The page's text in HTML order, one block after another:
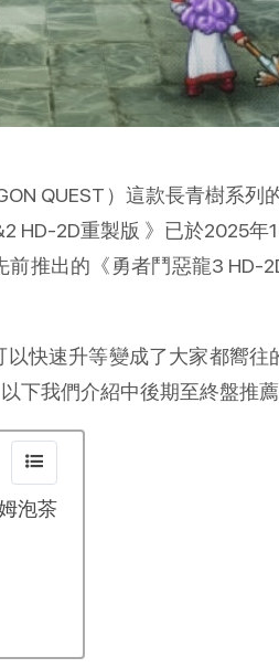
QUEST）這款長青樹系
HD-2D重製版 》已於2025
推出的《勇者鬥惡龍3 HD-
快速升等變成了大家都嚮往
下我們介紹中後期至終盤推薦
泡茶